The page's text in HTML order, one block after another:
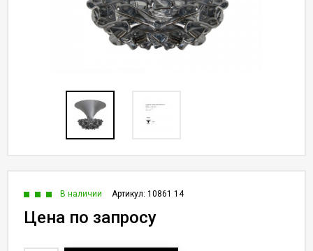
Артикул: 10861 14
В наличии
Цена по запросу